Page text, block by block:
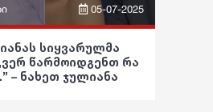
05-07-2025
სიყვარულმა
წარმოიდგენთ რა
– ნახეთ ჯულიანა